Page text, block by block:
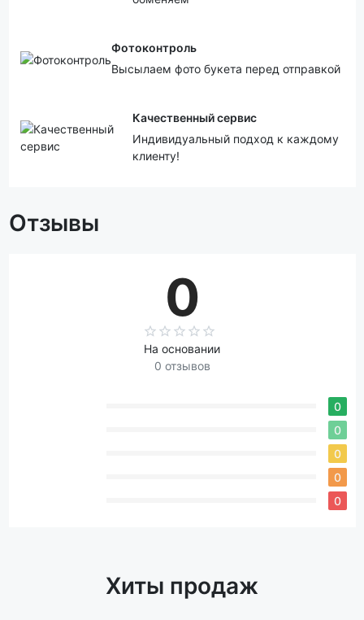
Фотоконтроль
Высылаем фото букета перед отправкой
Качественный сервис
Индивидуальный подход к каждому
клиенту!
Отзывы
0
На основании
0 отзывов
0
0
0
0
0
Хиты продаж